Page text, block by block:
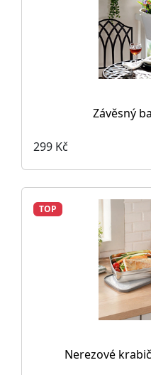
Závěsný
299 Kč
TOP
Nerezové